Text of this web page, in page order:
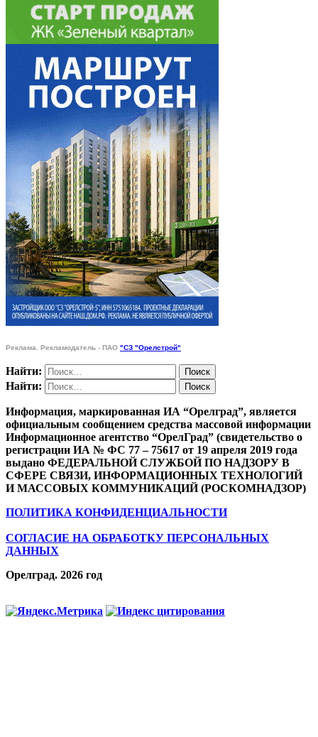
Реклама. Рекламодатель - ПАО "СЗ "Орелстрой"
Найти:
Найти:
Информация, маркированная ИА “Орелград”, является
официальным сообщением средства массовой информации
Информационное агентство “ОрелГрад” (свидетельство о
регистрации ИА № ФС 77 – 75617 от 19 апреля 2019 года
выдано ФЕДЕРАЛЬНОЙ СЛУЖБОЙ ПО НАДЗОРУ В
СФЕРЕ СВЯЗИ, ИНФОРМАЦИОННЫХ ТЕХНОЛОГИЙ
И МАССОВЫХ КОММУНИКАЦИЙ (РОСКОМНАДЗОР)
ПОЛИТИКА КОНФИДЕНЦИАЛЬНОСТИ
СОГЛАСИЕ НА ОБРАБОТКУ ПЕРСОНАЛЬНЫХ
ДАННЫХ
Орелград. 2026 год